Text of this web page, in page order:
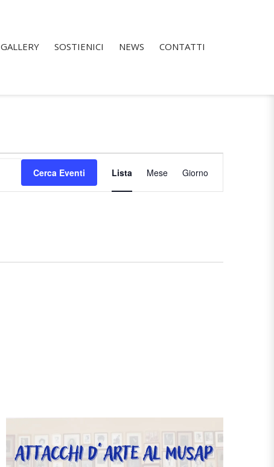
GALLERY SOSTIENICI NEWS CONTATTI
Cerca Eventi
Evento
Viste
Navigazione
Lista Mese Giorno